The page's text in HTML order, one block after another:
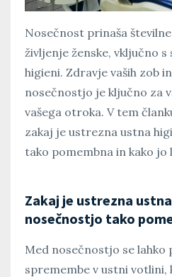
Nosečnost prinaša
življenje ženske, vključno
higieni. Zdravje vaših zob
nosečnostjo je ključno za
vašega otroka. V tem
zakaj je ustrezna ustna
tako pomembna in kako jo
Zakaj je ustrezna
nosečnostjo tako
Med nosečnostjo se lahko
spremembe v ustni votlini,